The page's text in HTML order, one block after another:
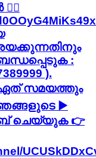
അയക്കുന്നതിനും
:
).
ഏത് സമയത്തും
▶
ചെയ്യുക 👉